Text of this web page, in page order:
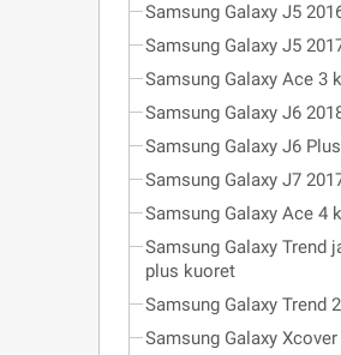
Samsung Galaxy J5
Samsung Galaxy J5
Samsung Galaxy Ace 3
Samsung Galaxy J6
Samsung Galaxy J6
Samsung Galaxy J7
Samsung Galaxy Ace 4
Samsung Galaxy Trend
plus kuoret
Samsung Galaxy Trend
Samsung Galaxy